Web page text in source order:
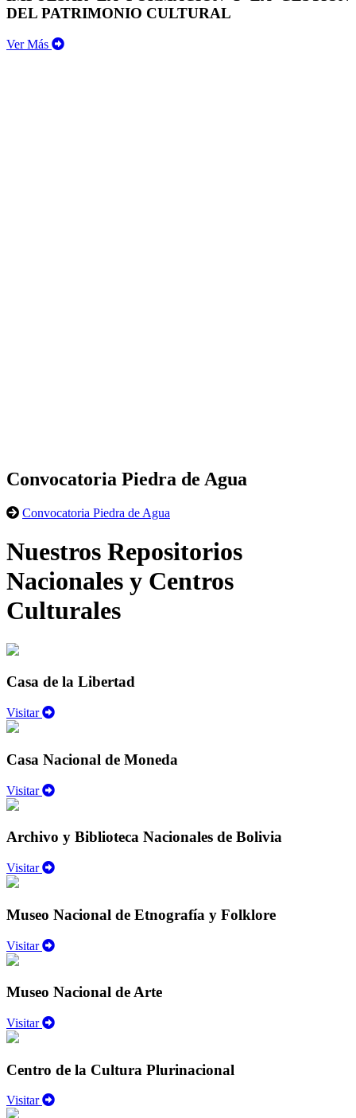
DEL PATRIMONIO CULTURAL
Ver Más
Convocatoria Piedra de Agua
Convocatoria Piedra de Agua
Nuestros Repositorios
Nacionales y Centros
Culturales
Casa de la Libertad
Visitar
Casa Nacional de Moneda
Visitar
Archivo y Biblioteca Nacionales de Bolivia
Visitar
Museo Nacional de Etnografía y Folklore
Visitar
Museo Nacional de Arte
Visitar
Centro de la Cultura Plurinacional
Visitar